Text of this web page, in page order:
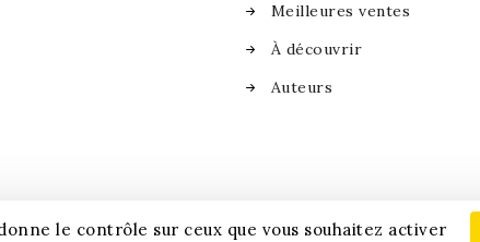
Meilleures ventes
À découvrir
Auteurs
le contrôle sur ceux que vous souhaitez activer